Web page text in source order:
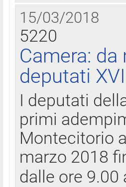
15/03/2018
5220
Camera:
deputati
I deputati
primi
Montecitorio
marzo 2018
dalle ore